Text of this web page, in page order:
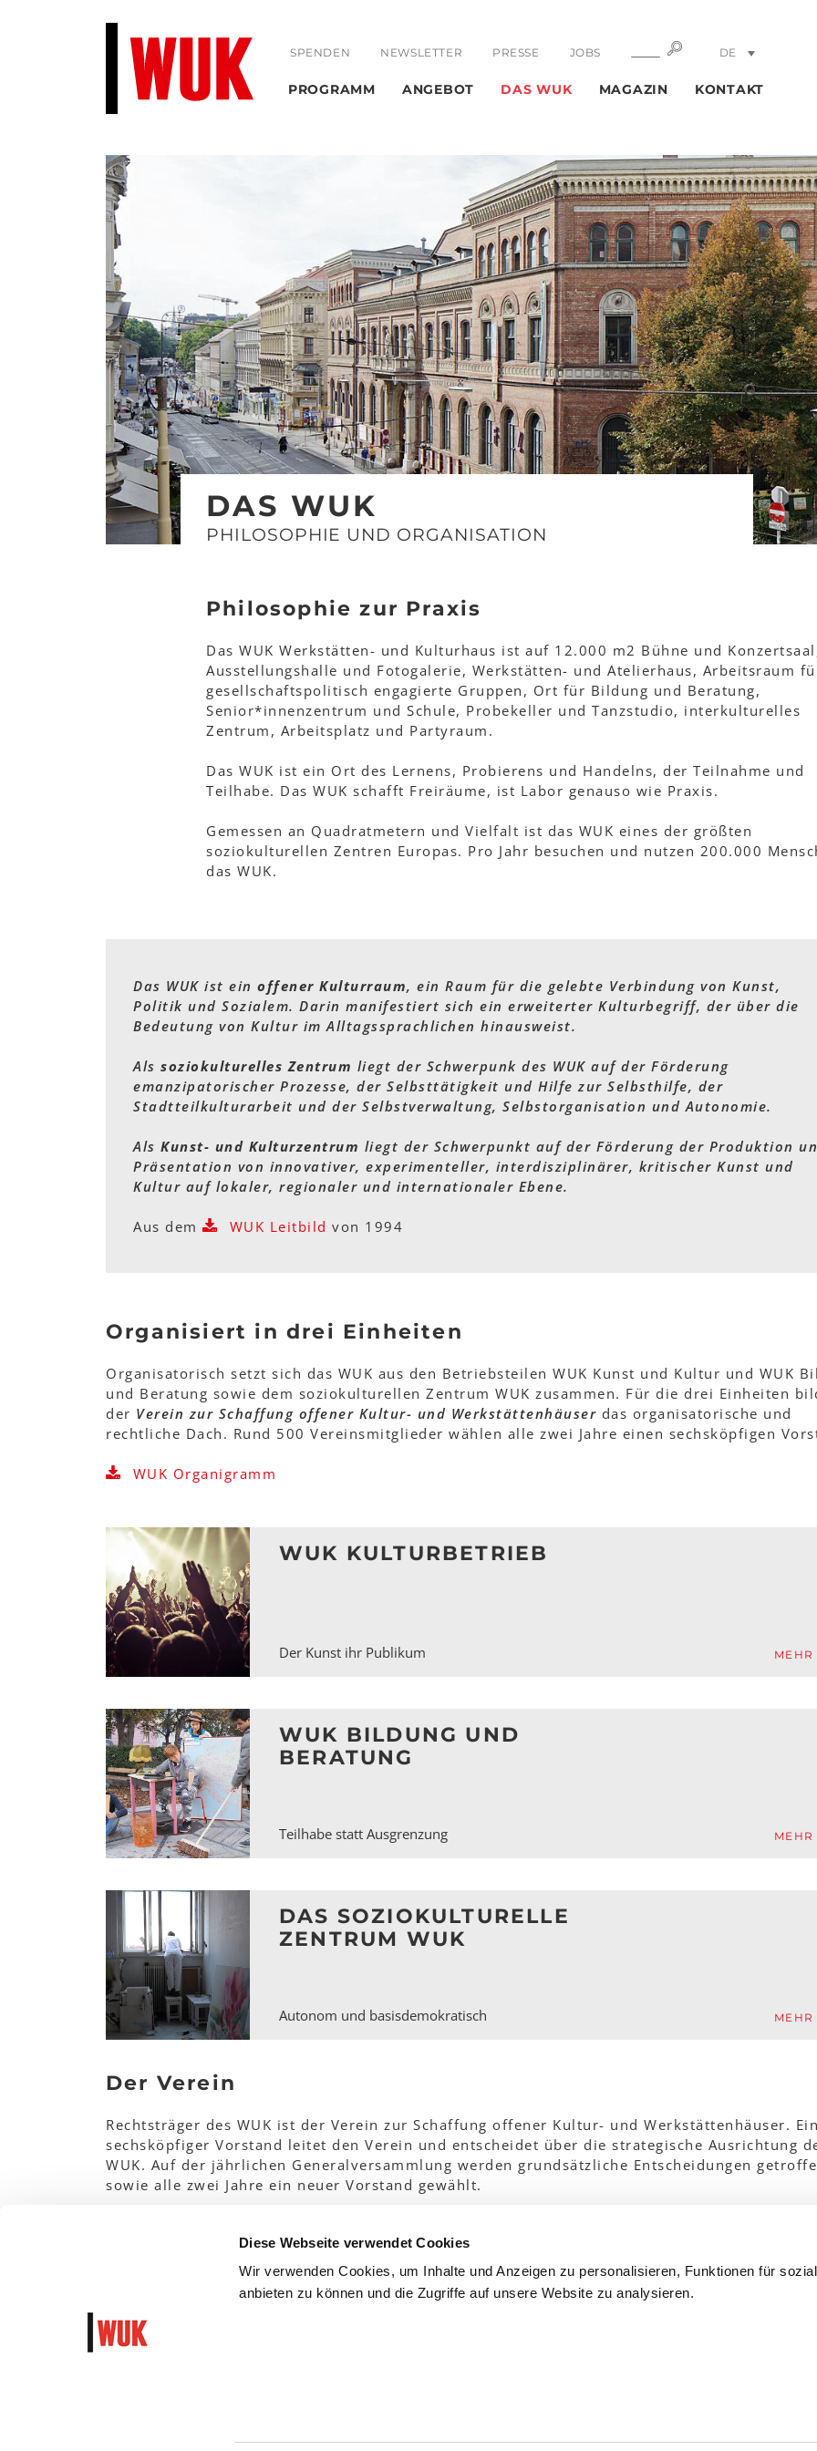
Diese Webseite verwendet Cookies
Wir verwenden Cookies, um Inhalte und Anzeigen zu personalisieren, Funktionen für
anbieten zu können und die Zugriffe auf unsere Website zu analysieren.
SPENDEN NEWSLETTER PRESSE JOBS SUCHE
DE
PROGRAMM ANGEBOT DAS WUK MAGAZIN KONTAKT
DAS WUK
PHILOSOPHIE UND ORGANISATION
Philosophie zur Praxis
Das WUK Werkstätten- und Kulturhaus ist auf 12.000 m2 Bühne und
Ausstellungshalle und Fotogalerie, Werkstätten- und Atelierhaus, Arbeitsraum
gesellschaftspolitisch engagierte Gruppen, Ort für Bildung und Beratung,
Senior*innenzentrum und Schule, Probekeller und Tanzstudio, interkulturelles
Zentrum, Arbeitsplatz und Partyraum.
Das WUK ist ein Ort des Lernens, Probierens und Handelns, der Teilnahme und
Teilhabe. Das WUK schafft Freiräume, ist Labor genauso wie Praxis.
Gemessen an Quadratmetern und Vielfalt ist das WUK eines der größten
soziokulturellen Zentren Europas. Pro Jahr besuchen und nutzen 200.000
das WUK.
Das WUK ist ein offener Kulturraum, ein Raum für die gelebte Verbindung von Kunst,
Politik und Sozialem. Darin manifestiert sich ein erweiterter Kulturbegriff, der über die
Bedeutung von Kultur im Alltagssprachlichen hinausweist.
Als soziokulturelles Zentrum liegt der Schwerpunk des WUK auf der Förderung
emanzipatorischer Prozesse, der Selbsttätigkeit und Hilfe zur Selbsthilfe, der
Stadtteilkulturarbeit und der Selbstverwaltung, Selbstorganisation und Autonomie.
Als Kunst- und Kulturzentrum liegt der Schwerpunkt auf der Förderung der Produktion
Präsentation von innovativer, experimenteller, interdisziplinärer, kritischer Kunst und
Kultur auf lokaler, regionaler und internationaler Ebene.
Aus dem WUK Leitbild von 1994
Organisiert in drei Einheiten
Organisatorisch setzt sich das WUK aus den Betriebsteilen WUK Kunst und Kultur und WUK
und Beratung sowie dem soziokulturellen Zentrum WUK zusammen. Für die drei Einheiten
der Verein zur Schaffung offener Kultur- und Werkstättenhäuser das organisatorische und
rechtliche Dach. Rund 500 Vereinsmitglieder wählen alle zwei Jahre einen sechsköpfigen
WUK Organigramm
WUK KULTURBETRIEB
Der Kunst ihr Publikum MEHR
WUK BILDUNG UND
BERATUNG
Teilhabe statt Ausgrenzung MEHR
DAS SOZIOKULTURELLE
ZENTRUM WUK
Autonom und basisdemokratisch MEHR
Der Verein
Rechtsträger des WUK ist der Verein zur Schaffung offener Kultur- und Werkstättenhäuser. Ein
sechsköpfiger Vorstand leitet den Verein und entscheidet über die strategische Ausrichtung
WUK. Auf der jährlichen Generalversammlung werden grundsätzliche Entscheidungen
sowie alle zwei Jahre ein neuer Vorstand gewählt.
WUK Vereinsstatuten
Bitteakzeptieren Sie die Marketing Cookies